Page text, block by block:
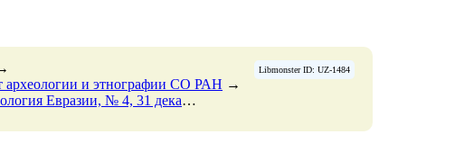
Libmonster ID: UZ-1484
археологии и этнографии СО РАН →
№ 4, 31 декабря 2013 Страницы 119-122